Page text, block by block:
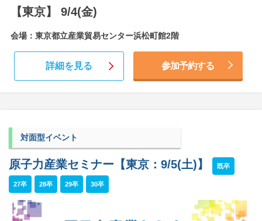
【東京】 9/4(金)
会場：東京都立産業貿易センター浜松町館2階
詳細を見る 参加予約する
対面型イベント
原子力産業セミナー【東京：9/5(土)】 既卒
27卒 28卒 29卒 30卒